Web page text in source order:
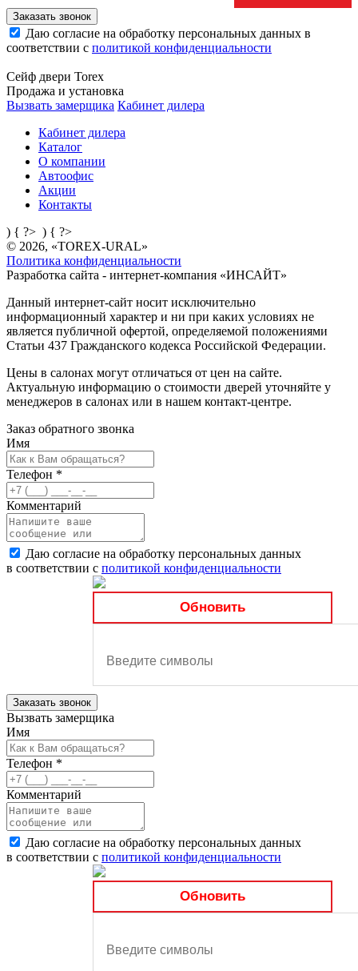
Заказать звонок
Даю согласие на обработку персональных данных в
соответствии с политикой конфиденциальности
Сейф двери Torex
Продажа и установка
Вызвать замерщика Кабинет дилера
Кабинет дилера
Каталог
О компании
Автоофис
Акции
Контакты
) { ?> ) { ?>
© 2026, «TOREX-URAL»
Политика конфиденциальности
Разработка сайта - интернет-компания «ИНСАЙТ»
Данный интернет-сайт носит исключительно
информационный характер и ни при каких условиях не
является публичной офертой, определяемой положениями
Статьи 437 Гражданского кодекса Российской Федерации.
Цены в салонах могут отличаться от цен на сайте.
Актуальную информацию о стоимости дверей уточняйте у
менеджеров в салонах или в нашем контакт-центре.
Заказ обратного звонка
Имя
Телефон *
Комментарий
Даю согласие на обработку персональных данных
в соответствии с политикой конфиденциальности
Обновить
Заказать звонок
Вызвать замерщика
Имя
Телефон *
Комментарий
Даю согласие на обработку персональных данных
в соответствии с политикой конфиденциальности
Обновить